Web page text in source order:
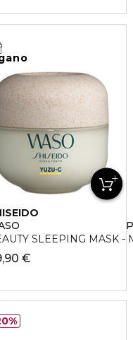
GIORNO TUTTI I
SLEEPING MASK -
€